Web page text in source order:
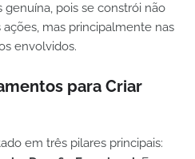
pois se constrói não
mas principalmente nas
envolvidos.
para Criar
em três pilares principais: